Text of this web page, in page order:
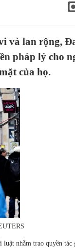
và lan rộng,
pháp lý cho
của họ.
nhằm trao quyền tác